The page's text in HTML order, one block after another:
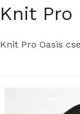
Knit Pro
Knit Pro Oasis